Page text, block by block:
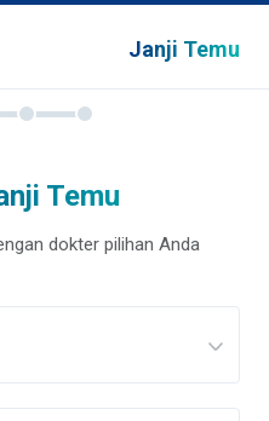
Janji Temu
Temu
dokter pilihan Anda